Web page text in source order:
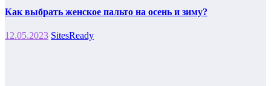
Как выбрать женское пальто на осень и зиму?
12.05.2023 SitesReady